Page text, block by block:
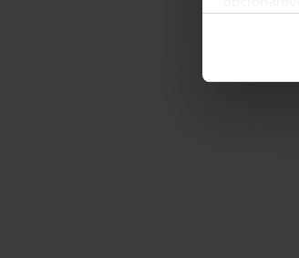
danych